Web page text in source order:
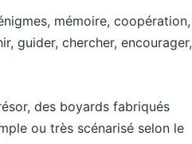
mémoire, coopération,
guider, chercher, encourager,
des boyards fabriqués
ou très scénarisé selon le